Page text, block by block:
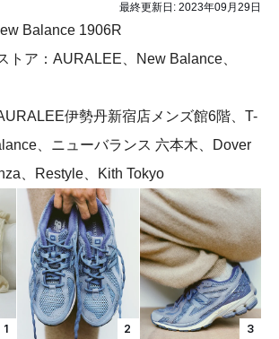
最終更新日: 2023年09月29日
Balance 1906R
トア：AURALEE、New Balance、
伊勢丹新宿店メンズ館6階、T-
、ニューバランス 六本木、Dover
、Restyle、Kith Tokyo
1 2 3